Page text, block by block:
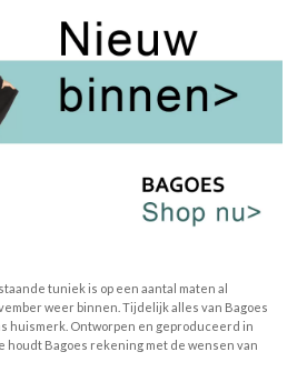
tuniek is op een aantal maten al
weer binnen. Tijdelijk alles van Bagoes
huismerk. Ontworpen en geproduceerd in
houdt Bagoes rekening met de wensen van